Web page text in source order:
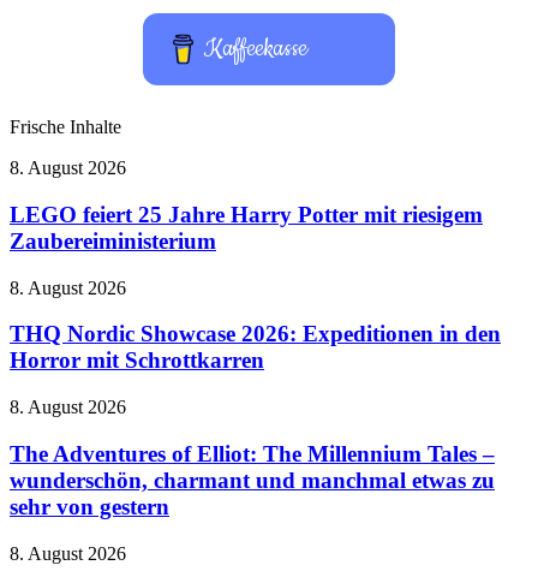
Kaffeekasse
Frische Inhalte
LEGO
25
Jahre
Harry
mit
Zaubereiministerium
8. August 2026
LEGO feiert 25 Jahre Harry Potter mit riesigem
Zaubereiministerium
THQ
Showcase
2026:
Expeditionen
den
mit
Schrottkarren
8. August 2026
THQ Nordic Showcase 2026: Expeditionen in den
Horror mit Schrottkarren
The
of
Elliot:
The
Millennium
–
8. August 2026
The Adventures of Elliot: The Millennium Tales –
wunderschön, charmant und manchmal etwas zu
sehr von gestern
Corsair
8. August 2026